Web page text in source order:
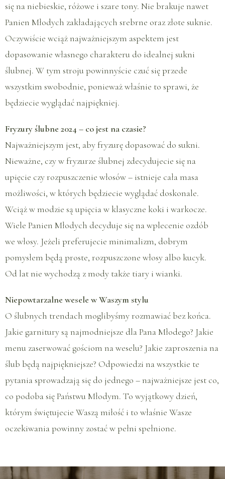
się na niebieskie, różowe i szare tony. Nie brakuje nawet
Panien Młodych zakładających srebrne oraz złote suknie.
Oczywiście wciąż najważniejszym aspektem jest
dopasowanie własnego charakteru do idealnej sukni
ślubnej. W tym stroju powinnyście czuć się przede
wszystkim swobodnie, ponieważ właśnie to sprawi, że
będziecie wyglądać najpiękniej.
Fryzury ślubne 2024 – co jest na czasie?
Najważniejszym jest, aby fryzurę dopasować do sukni.
Nieważne, czy w fryzurze ślubnej zdecydujecie się na
upięcie czy rozpuszczenie włosów – istnieje cała masa
możliwości, w których będziecie wyglądać doskonale.
Wciąż w modzie są upięcia w klasyczne koki i warkocze.
Wiele Panien Młodych decyduje się na wplecenie ozdób
we włosy. Jeżeli preferujecie minimalizm, dobrym
pomysłem będą proste, rozpuszczone włosy albo kucyk.
Od lat nie wychodzą z mody także tiary i wianki.
Niepowtarzalne wesele w Waszym stylu
O ślubnych trendach moglibyśmy rozmawiać bez końca.
Jakie garnitury są najmodniejsze dla Pana Młodego? Jakie
menu zaserwować gościom na weselu? Jakie zaproszenia na
ślub będą najpiękniejsze? Odpowiedzi na wszystkie te
pytania sprowadzają się do jednego – najważniejsze jest co,
co podoba się Państwu Młodym. To wyjątkowy dzień,
którym świętujecie Waszą miłość i to właśnie Wasze
oczekiwania powinny zostać w pełni spełnione.